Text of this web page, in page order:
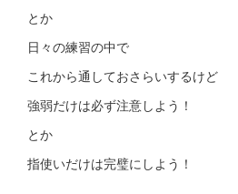
とか
日々の練習の中で
これから通しておさらいするけど
強弱だけは必ず注意しよう！
とか
指使いだけは完璧にしよう！